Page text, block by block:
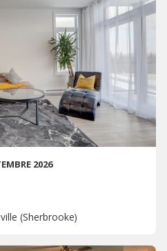
2026
(Sherbrooke)